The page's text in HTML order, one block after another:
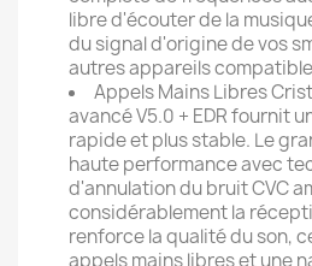
libre d'écouter de la
du signal d'origine de vos
autres appareils
Appels Mains Libres
avancé V5.0 + EDR fournit
rapide et plus stable. Le
haute performance avec
d'annulation du bruit CVC
considérablement la
renforce la qualité du son,
appels mains libres et une